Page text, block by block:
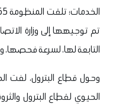
تم توجيهها إلى وزارة
التابعة لها، لسرعة فحصها،
وحول قطاع البترول، لفت
الحيوي لقطاع البترول